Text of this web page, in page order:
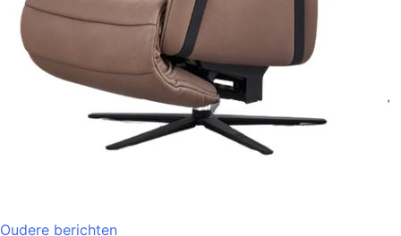
Oudere berichten